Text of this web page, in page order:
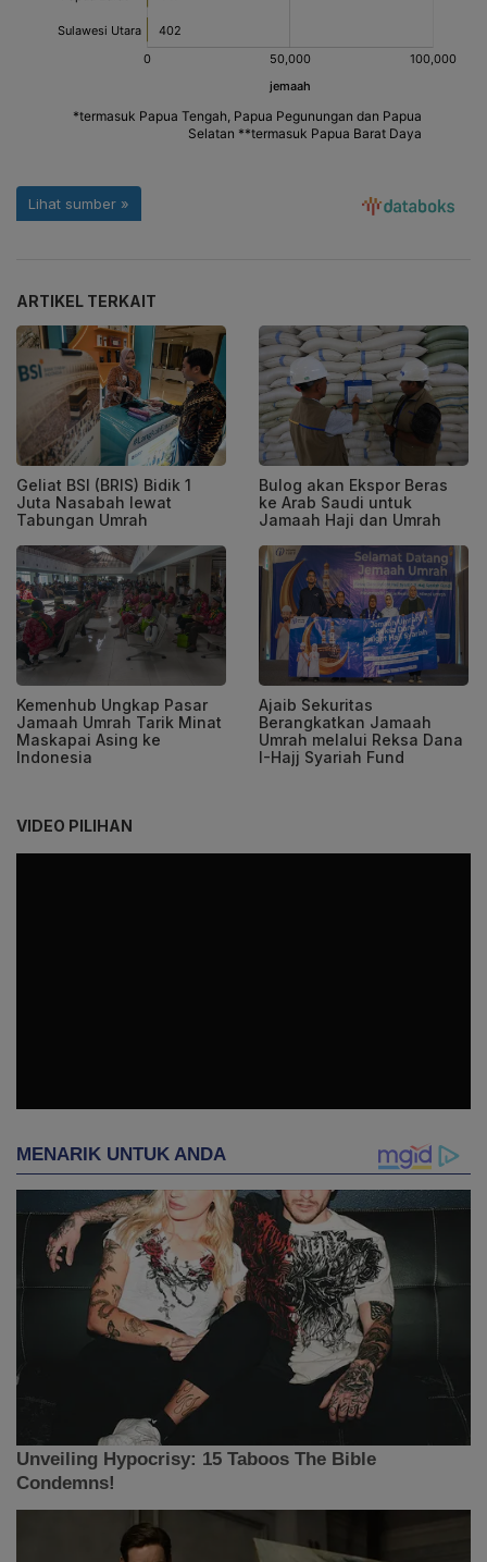
ARTIKEL TERKAIT
Geliat BSI (BRIS) Bidik 1
Juta Nasabah lewat
Tabungan Umrah
Bulog akan Ekspor Beras
ke Arab Saudi untuk
Jamaah Haji dan Umrah
Kemenhub Ungkap Pasar
Jamaah Umrah Tarik Minat
Maskapai Asing ke
Indonesia
Ajaib Sekuritas
Berangkatkan Jamaah
Umrah melalui Reksa Dana
I-Hajj Syariah Fund
VIDEO PILIHAN